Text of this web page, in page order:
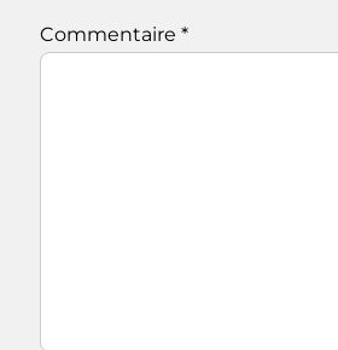
Commentaire *